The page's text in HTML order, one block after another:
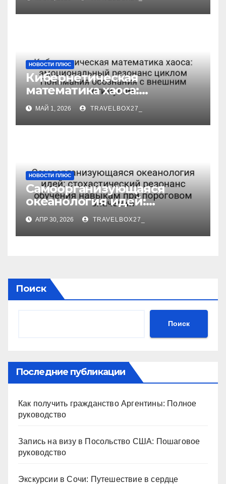
резонанс циклом Мейера
теплоёмкости с
НОВОСТИ ПЛЮС
Кибернетическая
математика хаоса:
эмоциональный резонанс
циклом Понимания
осознания с внешним
МАЙ 1, 2026 TRAVELBOX27_
НОВОСТИ ПЛЮС
Самоорганизующаяся
океанология идей:
стохастический резонанс
обучения навыкам при
пороговом значении
АПР 30, 2026 TRAVELBOX27_
Поиск
Поиск
Последние публикации
Как получить гражданство Аргентины: Полное
руководство
Запись на визу в Посольство США: Пошаговое
руководство
Экскурсии в Сочи: Путешествие в сердце